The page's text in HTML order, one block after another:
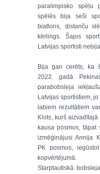
paralimpisko spēļu
spēlēs bija seši
biatlons, distanču
kērlings. Šajos
Latvijas sportisti
Bija gan cerēts, ka
2022. gadā
parabobsleja
Latvijas sportistiem,
labiem rezultātiem
Klots, kurš
kausa posmos,
izmēģinājusi Annija
PK posmos,
kopvērtējumā.
Starptautiskā